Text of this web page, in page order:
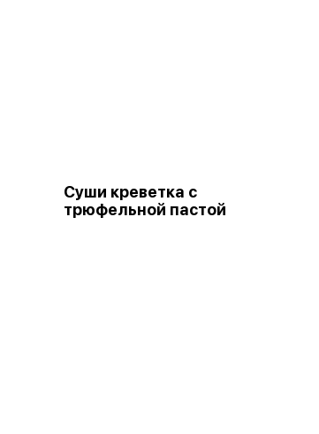
Суши креветка с
трюфельной пастой